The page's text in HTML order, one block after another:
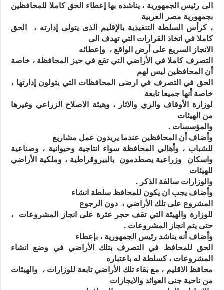
الى رئيس الجمهورية ، يناشده بها إعطاء الحق كاملا للمحافظين
بجمهورية مصر العربية
، كرأس السلطة التنفيذية بالإقليم الذى يتولى إدارته ، الحق
كاملا في اتخاذ القرارات التي تهدف الى
الانجاز السريع على أرض الواقع ، وإعطائه
التصرف كاملا في الأراضي التي تقع في حيز المحافظة ، خاصة
أن المحافظين ليس لهم
الحق في التصرف في ارضى المحافظات التي يتولون إدارتها ،
خاصة أنها جميعا تابعة
لوزارة الأوقاف والري والاثار ، وهيئة الاصلاح الزراعي وغيرها
من الهيئات
والمؤسسات .
وأضاف أن المحافظين عندما يريدون عمل مشاريع
للشباب ، وأهالي المحافظة سواء انتاجية وحيوانية ، وصناعية
واسكان وزراعية يصطدمون بالبيروقراطية ، وملكية الأراضي
للهيئات
والوزارات سالفة الذكر .
وأضاف يجب ان يكون للمحافظ سلطة انشاء
المشروع على تلك الأراضي ، دون الرجوع
للوزارة والهيئة التي تقف حجر عثرة على انجاز المشروعات ،
حتى يتم انجاز المشروعات .
وأضاف أنه يناشد رئيس الجمهورية ، بإعطاء
الحق للمحافظ في التصرف بتلك الأراضي في وضع انشاء
المشروعات ، كسلطة له باعتباره
محافظ الاقليم ، مع بقاء تلك الأراضي تابعة للوزارات ، والهيئات
من ناحية جنى العوائد والايجارات